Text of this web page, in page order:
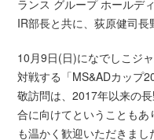
ランス グループ ホールデ
IR部長と共に、荻原健司長
10月9日(日)になでしこジ
対戦する「MS&ADカップ
敬訪問は、2017年以来の
合に向けてということも
も温かく歓迎いただきま